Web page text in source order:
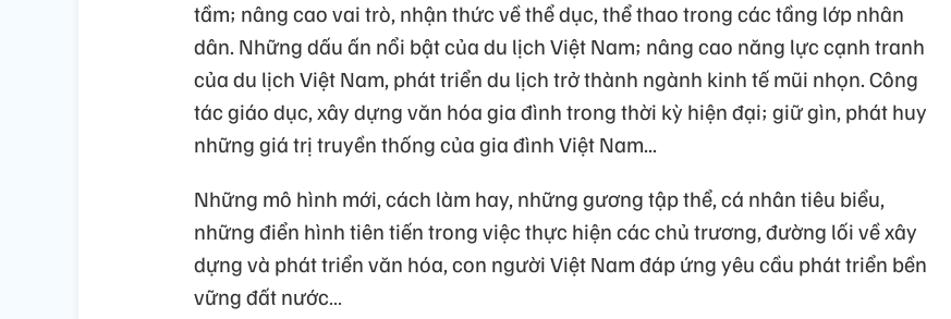
tầm; nâng cao vai trò, nhận thức về thể dục, thể thao trong các tầng lớp nhân
dân. Những dấu ấn nổi bật của du lịch Việt Nam; nâng cao năng lực cạnh tranh
của du lịch Việt Nam, phát triển du lịch trở thành ngành kinh tế mũi nhọn. Công
tác giáo dục, xây dựng văn hóa gia đình trong thời kỳ hiện đại; giữ gìn, phát huy
những giá trị truyền thống của gia đình Việt Nam...
Những mô hình mới, cách làm hay, những gương tập thể, cá nhân tiêu biểu,
những điển hình tiên tiến trong việc thực hiện các chủ trương, đường lối về xây
dựng và phát triển văn hóa, con người Việt Nam đáp ứng yêu cầu phát triển bền
vững đất nước…